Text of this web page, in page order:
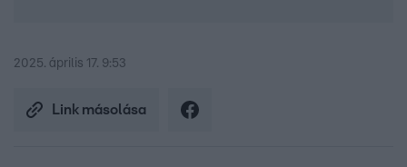
2025. április 17. 9:53
Link másolása